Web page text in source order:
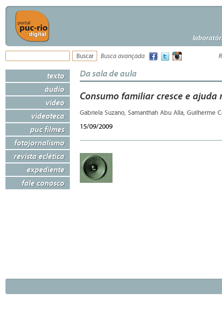
Busca avançada
texto
áudio
vídeo
videoteca
puc filmes
fotojornalismo
revista eclética
expediente
fale conosco
Da sala de aula
Consumo familiar cresce e ajuda
Gabriela Suzano, Samanthah Abu Alla, Guilherme
15/09/2009